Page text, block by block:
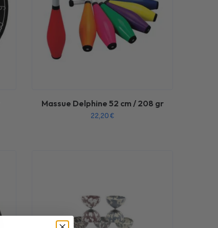
Massue Delphine 52 cm / 208 gr
22,20€